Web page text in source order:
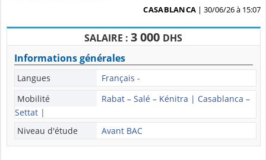
CASABLANCA | 30/06/26 à 15:07
SALAIRE :3 000 DHS
Informations générales
Langues
Français -
Mobilité
Rabat – Salé – Kénitra | Casablanca –
Settat |
Niveau d'étude
Avant BAC